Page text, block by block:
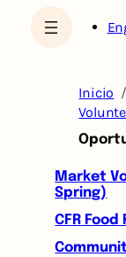
Inicio
Market
Spring)
CFR Food